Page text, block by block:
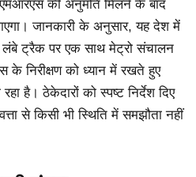
की अनुमति मिलने के बाद
जानकारी के अनुसार, यह देश में
लंबे ट्रैक पर एक साथ मेट्रो संचालन
के निरीक्षण को ध्यान में रखते हुए
है। ठेकेदारों को स्पष्ट निर्देश दिए
से किसी भी स्थिति में समझौता नहीं